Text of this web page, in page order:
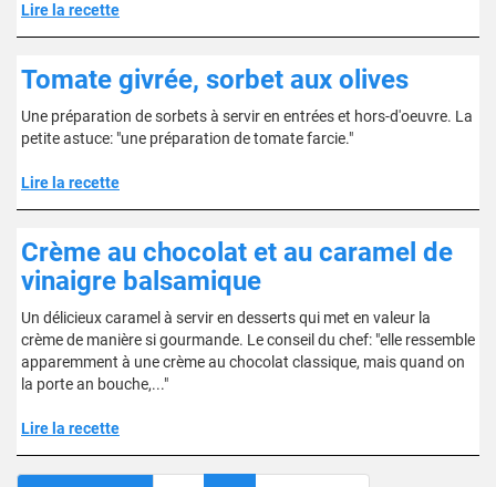
Lire la recette
Tomate givrée, sorbet aux olives
Une préparation de sorbets à servir en entrées et hors-d'oeuvre. La
petite astuce: "une préparation de tomate farcie."
Lire la recette
Crème au chocolat et au caramel de
vinaigre balsamique
Un délicieux caramel à servir en desserts qui met en valeur la
crème de manière si gourmande. Le conseil du chef: "elle ressemble
apparemment à une crème au chocolat classique, mais quand on
la porte an bouche,..."
Lire la recette